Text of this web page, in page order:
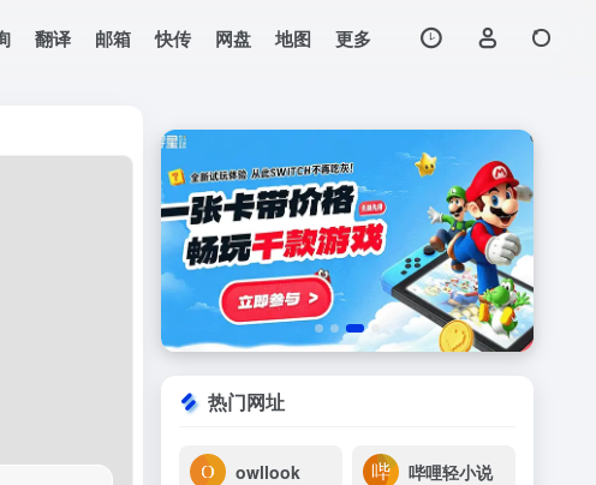
翻译 邮箱 快传 网盘 地图 更多
热门网址
owllook 哔哩轻小说